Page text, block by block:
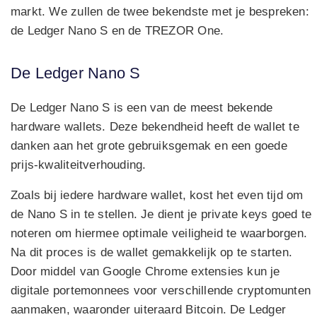
markt. We zullen de twee bekendste met je bespreken:
de Ledger Nano S en de TREZOR One.
De Ledger Nano S
De Ledger Nano S is een van de meest bekende
hardware wallets. Deze bekendheid heeft de wallet te
danken aan het grote gebruiksgemak en een goede
prijs-kwaliteitverhouding.
Zoals bij iedere hardware wallet, kost het even tijd om
de Nano S in te stellen. Je dient je private keys goed te
noteren om hiermee optimale veiligheid te waarborgen.
Na dit proces is de wallet gemakkelijk op te starten.
Door middel van Google Chrome extensies kun je
digitale portemonnees voor verschillende cryptomunten
aanmaken, waaronder uiteraard Bitcoin. De Ledger